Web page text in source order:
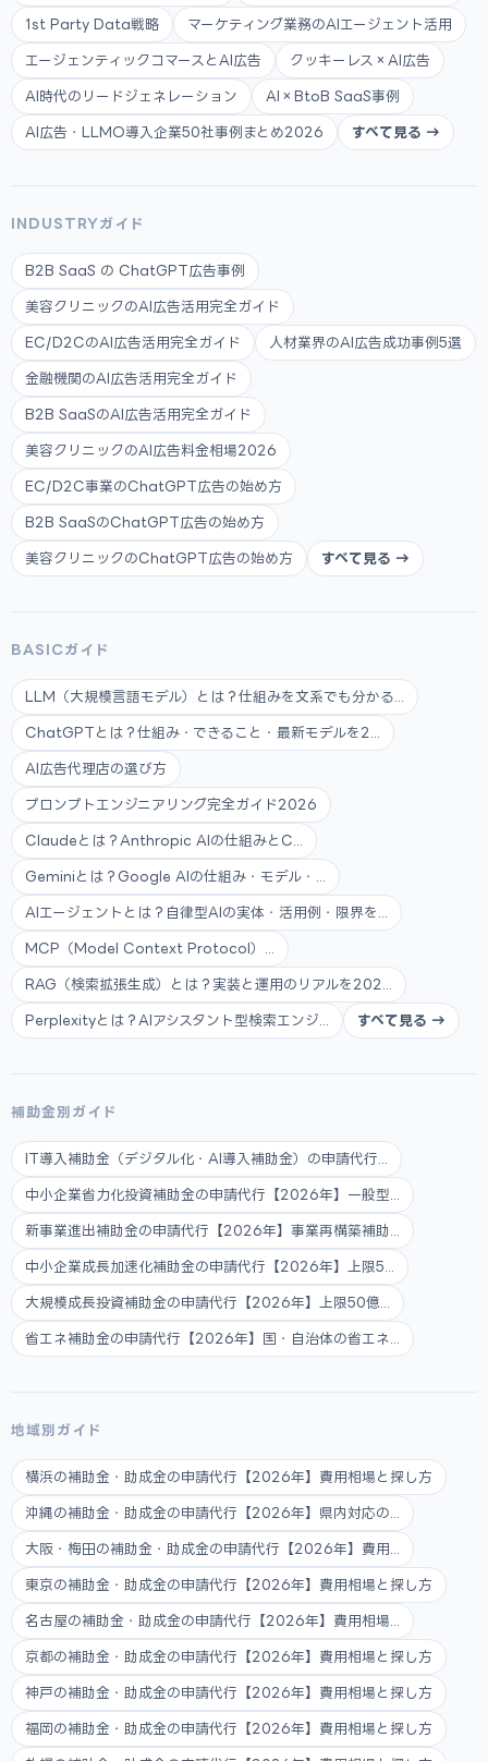
1st Party Data戦略 マーケティング業務のAIエージェント活用
エージェンティックコマースとAI広告 クッキーレス×AI広告
AI時代のリードジェネレーション AI×BtoB SaaS事例
AI広告・LLMO導入企業50社事例まとめ2026 すべて見る →
INDUSTRYガイド
B2B SaaS の ChatGPT広告事例
美容クリニックのAI広告活用完全ガイド
EC/D2CのAI広告活用完全ガイド 人材業界のAI広告成功事例5選
金融機関のAI広告活用完全ガイド
B2B SaaSのAI広告活用完全ガイド
美容クリニックのAI広告料金相場2026
EC/D2C事業のChatGPT広告の始め方
B2B SaaSのChatGPT広告の始め方
美容クリニックのChatGPT広告の始め方 すべて見る →
BASICガイド
LLM（大規模言語モデル）とは？仕組みを文系でも分かる...
ChatGPTとは？仕組み・できること・最新モデルを2...
AI広告代理店の選び方
プロンプトエンジニアリング完全ガイド2026
Claudeとは？Anthropic AIの仕組みとC...
Geminiとは？Google AIの仕組み・モデル・...
AIエージェントとは？自律型AIの実体・活用例・限界を...
MCP（Model Context Protocol）...
RAG（検索拡張生成）とは？実装と運用のリアルを202...
Perplexityとは？AIアシスタント型検索エンジ... すべて見る →
補助金別ガイド
IT導入補助金（デジタル化・AI導入補助金）の申請代行...
中小企業省力化投資補助金の申請代行【2026年】一般型...
新事業進出補助金の申請代行【2026年】事業再構築補助...
中小企業成長加速化補助金の申請代行【2026年】上限5...
大規模成長投資補助金の申請代行【2026年】上限50億...
省エネ補助金の申請代行【2026年】国・自治体の省エネ...
地域別ガイド
横浜の補助金・助成金の申請代行【2026年】費用相場と探し方
沖縄の補助金・助成金の申請代行【2026年】県内対応の...
大阪・梅田の補助金・助成金の申請代行【2026年】費用...
東京の補助金・助成金の申請代行【2026年】費用相場と探し方
名古屋の補助金・助成金の申請代行【2026年】費用相場...
京都の補助金・助成金の申請代行【2026年】費用相場と探し方
神戸の補助金・助成金の申請代行【2026年】費用相場と探し方
福岡の補助金・助成金の申請代行【2026年】費用相場と探し方